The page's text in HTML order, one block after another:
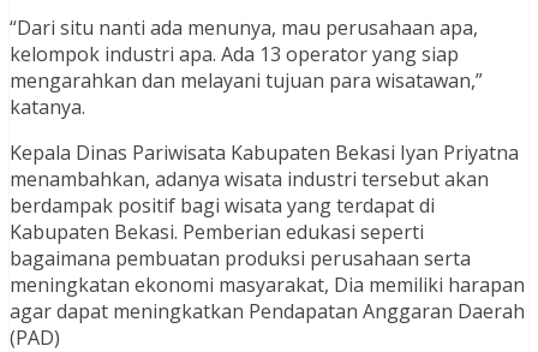
“Dari situ nanti ada menunya, mau perusahaan apa,
kelompok industri apa. Ada 13 operator yang siap
mengarahkan dan melayani tujuan para wisatawan,”
katanya.
Kepala Dinas Pariwisata Kabupaten Bekasi Iyan Priyatna
menambahkan, adanya wisata industri tersebut akan
berdampak positif bagi wisata yang terdapat di
Kabupaten Bekasi. Pemberian edukasi seperti
bagaimana pembuatan produksi perusahaan serta
meningkatan ekonomi masyarakat, Dia memiliki harapan
agar dapat meningkatkan Pendapatan Anggaran Daerah
(PAD)